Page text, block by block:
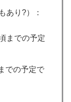
あり?）：
までの予定
での予定で